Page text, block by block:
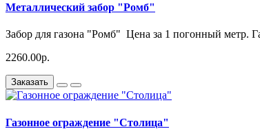
Металлический забор "Ромб"
Забор для газона "Ромб" Цена за 1 погонный метр.
2260.00р.
Заказать
Газонное ограждение "Столица"